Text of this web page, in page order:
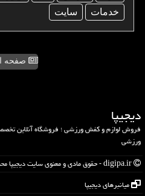
خدمات
سایت
صفحه
دیجیپا
فروش لوازم و کفش ورزشی ؛ فروشگاه آنلاین
ورزشی
میانبرهای دیجیپا